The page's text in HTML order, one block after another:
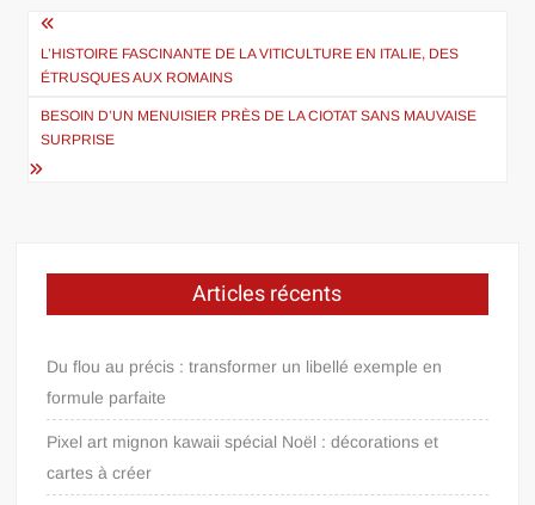
Navigation
de
l’article
L’HISTOIRE FASCINANTE DE LA VITICULTURE EN ITALIE, DES
ÉTRUSQUES AUX ROMAINS
BESOIN D’UN MENUISIER PRÈS DE LA CIOTAT SANS MAUVAISE
SURPRISE
Articles récents
Du flou au précis : transformer un libellé exemple en
formule parfaite
Pixel art mignon kawaii spécial Noël : décorations et
cartes à créer